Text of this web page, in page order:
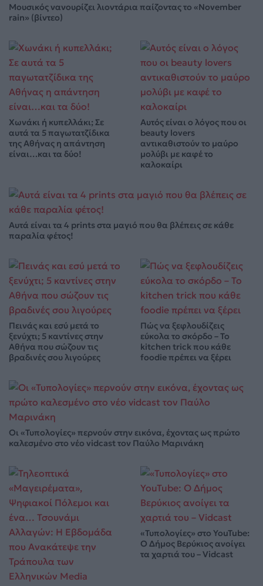
Μουσικός νανουρίζει λιοντάρια παίζοντας το «November
rain» (βίντεο)
Χωνάκι ή κυπελλάκι; Σε
αυτά τα 5 παγωτατζίδικα
της Αθήνας η απάντηση
είναι…και τα δύο!
Αυτός είναι ο λόγος που οι
beauty lovers
αντικαθιστούν το μαύρο
μολύβι με καφέ το
καλοκαίρι
Αυτά είναι τα 4 prints στα μαγιό που θα βλέπεις σε κάθε
παραλία φέτος!
Πεινάς και εσύ μετά το
ξενύχτι; 5 καντίνες στην
Αθήνα που σώζουν τις
βραδινές σου λιγούρες
Πώς να ξεφλουδίζεις
εύκολα το σκόρδο – Το
kitchen trick που κάθε
foodie πρέπει να ξέρει
Οι «Τυπολογίες» περνούν στην εικόνα, έχοντας ως πρώτο
καλεσμένο στο νέο vidcast τον Παύλο Μαρινάκη
«Τυπολογίες» στο YouTube:
Ο Δήμος Βερύκιος ανοίγει
τα χαρτιά του – Vidcast